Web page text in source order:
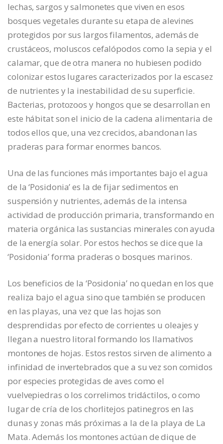
lechas, sargos y salmonetes que viven en esos
bosques vegetales durante su etapa de alevines
protegidos por sus largos filamentos, además de
crustáceos, moluscos cefalópodos como la sepia y el
calamar, que de otra manera no hubiesen podido
colonizar estos lugares caracterizados por la escasez
de nutrientes y la inestabilidad de su superficie.
Bacterias, protozoos y hongos que se desarrollan en
este hábitat son el inicio de la cadena alimentaria de
todos ellos que, una vez crecidos, abandonan las
praderas para formar enormes bancos.
Una de las funciones más importantes bajo el agua
de la ‘Posidonia’ es la de fijar sedimentos en
suspensión y nutrientes, además de la intensa
actividad de producción primaria, transformando en
materia orgánica las sustancias minerales con ayuda
de la energía solar. Por estos hechos se dice que la
‘Posidonia’ forma praderas o bosques marinos.
Los beneficios de la ‘Posidonia’ no quedan en los que
realiza bajo el agua sino que también se producen
en las playas, una vez que las hojas son
desprendidas por efecto de corrientes u oleajes y
llegan a nuestro litoral formando los llamativos
montones de hojas. Estos restos sirven de alimento a
infinidad de invertebrados que a su vez son comidos
por especies protegidas de aves como el
vuelvepiedras o los correlimos tridáctilos, o como
lugar de cría de los chorlitejos patinegros en las
dunas y zonas más próximas a la de la playa de La
Mata. Además los montones actúan de dique de